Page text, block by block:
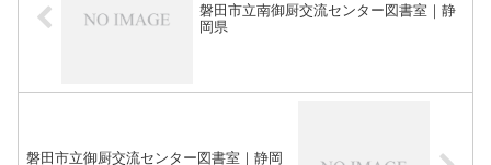
磐田市立南御厨交流センター図書室｜静
岡県
磐田市立御厨交流センター図書室｜静岡